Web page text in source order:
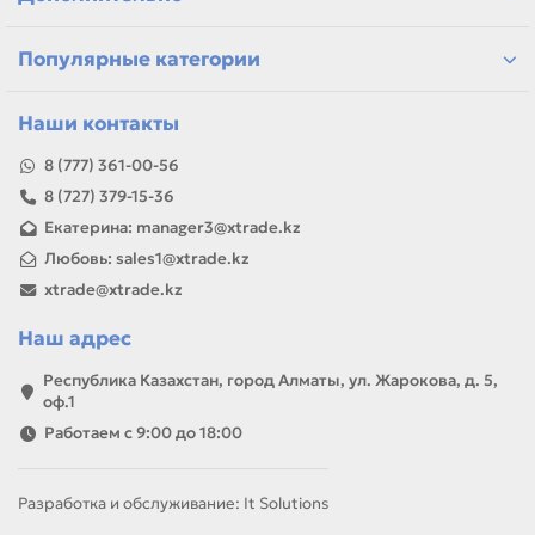
или задачей, товар можно использовать для замены,
ремонта, заправки, печати или пополнения складского
Популярные категории
Наши контакты
8 (777) 361-00-56
8 (727) 379-15-36
Екатерина: manager3@xtrade.kz
Любовь: sales1@xtrade.kz
xtrade@xtrade.kz
Наш адрес
Республика Казахстан, город Алматы, ул. Жарокова, д. 5,
оф.1
Работаем с 9:00 до 18:00
Разработка и обслуживание: It Solutions